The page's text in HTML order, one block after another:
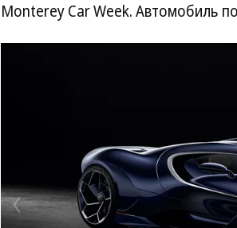
Monterey Car Week. Автомобиль